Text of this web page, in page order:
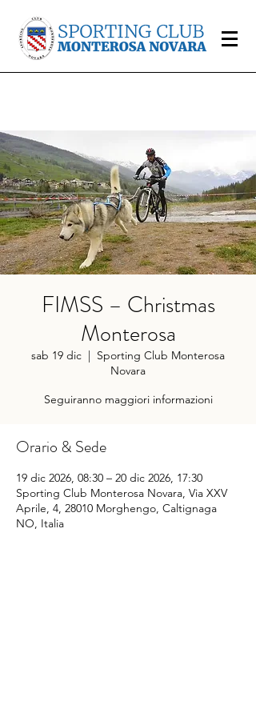
FIMSS – Christmas
Monterosa
sab 19 dic
  |
Sporting Club Monterosa
Novara
Seguiranno maggiori informazioni
Orario & Sede
19 dic 2026, 08:30 – 20 dic 2026, 17:30
Sporting Club Monterosa Novara, Via XXV
Aprile, 4, 28010 Morghengo, Caltignaga
NO, Italia